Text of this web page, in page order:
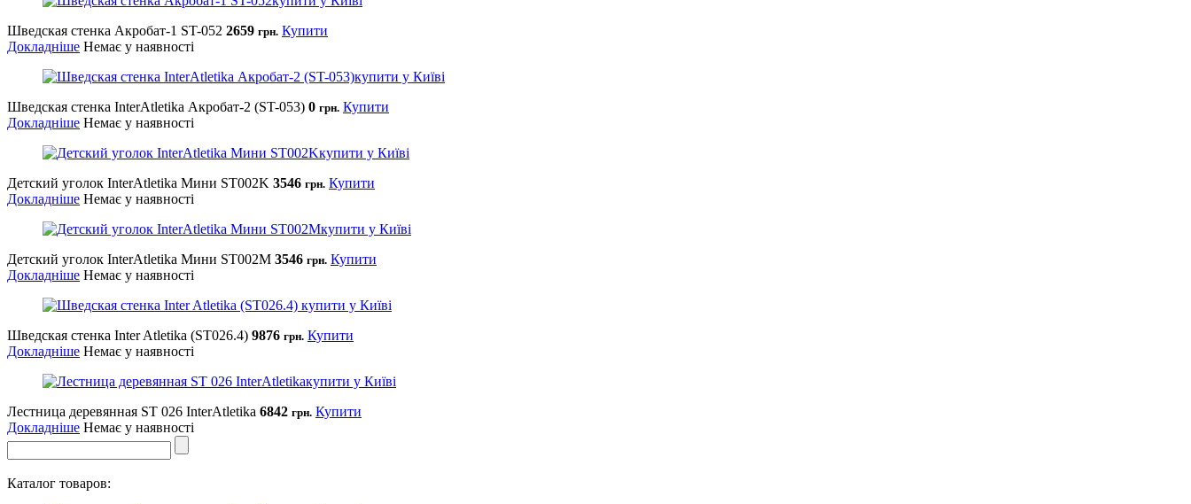
Шведская стенка Акробат-1 ST-052 2659 грн. Купити
Докладніше Немає у наявності
Шведская стенка InterAtletika Акробат-2 (ST-053) 0 грн. Купити
Докладніше Немає у наявності
Детский уголок InterAtletika Мини ST002K 3546 грн. Купити
Докладніше Немає у наявності
Детский уголок InterAtletika Мини ST002M 3546 грн. Купити
Докладніше Немає у наявності
Шведская стенка Inter Atletika (SТ026.4) 9876 грн. Купити
Докладніше Немає у наявності
Лестница деревянная SТ 026 InterAtletika 6842 грн. Купити
Докладніше Немає у наявності
Каталог товаров: